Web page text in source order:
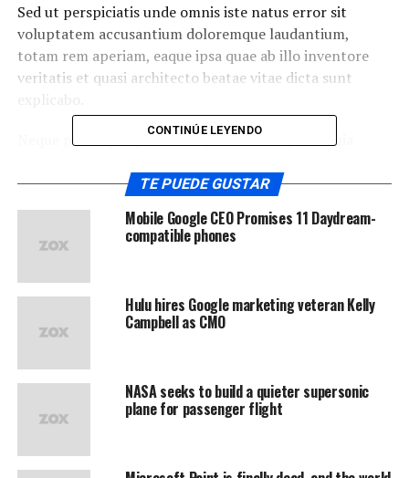
Sed ut perspiciatis unde omnis iste natus error sit
voluptatem accusantium doloremque laudantium,
totam rem aperiam, eaque ipsa quae ab illo inventore
veritatis et quasi architecto beatae vitae dicta sunt
Neque porro quisquam est, qui dolorem ipsum quia
numquam eiusmodi tempora incidunt ut laboreet
dolore magnam aliquam quaerat voluptatem. Ut enim ad
minima veniam, quis nostrum exercitationem ullam
corporis suscipit laboriosam, nisi ut aliquid ex ea
At vero eos et accusamus et iusto odio dignissimos
ducimus qui blanditiis praesentium voluptatum deleniti
in culpa qui officia deserunt mollitia animi, id est
laborum et dolorum fuga.
Quis autem vel eum iure reprehenderit qui in ea
CONTINÚE LEYENDO
TE PUEDE GUSTAR
Mobile Google CEO Promises 11 Daydream-
compatible phones
Hulu hires Google marketing veteran Kelly
Campbell as CMO
NASA seeks to build a quieter supersonic
plane for passenger flight